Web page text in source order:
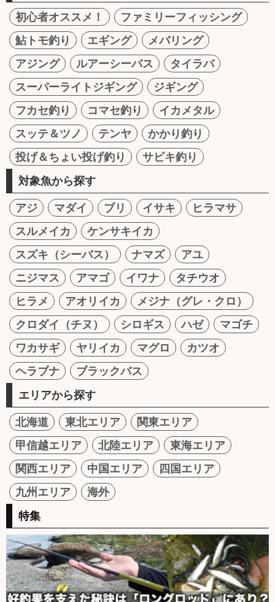
初心者オススメ！
ファミリーフィッシング
鮎トモ釣り
エギング
メバリング
アジング
ルアーシーバス
タイラバ
スーパーライトジギング
ジギング
フカセ釣り
コマセ釣り
イカメタル
スッテ＆ツノ
テンヤ
かかり釣り
投げ＆ちょい投げ釣り
サビキ釣り
対象魚から探す
アジ マダイ ブリ イサキ
ヒラマサ
スルメイカ
ケンサキイカ
スズキ（シーバス）
ナマズ
アユ
ニジマス
アマゴ イワナ
タチウオ
ヒラメ
アオリイカ
メジナ（グレ・クロ）
クロダイ（チヌ）
シロギス ハゼ
マゴチ
ワカサギ
ヤリイカ マグロ
カツオ
ヘラブナ
ブラックバス
エリアから探す
北海道 東北エリア
関東エリア
甲信越エリア
北陸エリア
東海エリア
関西エリア
中国エリア
四国エリア
九州エリア
海外
特集